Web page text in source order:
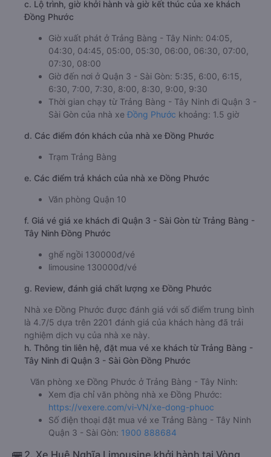
c. Lộ trình, giờ khởi hành và giờ kết thúc của xe khách
Đồng Phước
Giờ xuất phát ở Trảng Bàng - Tây Ninh: 04:05,
04:30, 04:45, 05:00, 05:30, 06:00, 06:30, 07:00,
07:30, 08:00
Giờ đến nơi ở Quận 3 - Sài Gòn: 5:35, 6:00, 6:15,
6:30, 7:00, 7:30, 8:00, 8:30, 9:00, 9:30
Sài Gòn của nhà xe
d. Các điểm đón khách của nhà xe Đồng Phước
Trạm Trảng Bàng
e. Các điểm trả khách của nhà xe Đồng Phước
f. Giá vé giá xe khách đi Quận 3 - Sài Gòn từ Trảng Bàng -
limousine 130000đ/vé
g. Review, đánh giá chất lượng xe Đồng Phước
Nhà xe Đồng Phước được đánh giá với số điểm trung bình
là 4.7/5 dựa trên 2201 đánh giá của khách hàng đã trải
nghiệm dịch vụ của nhà xe này.
h. Thông tin liên hệ, đặt mua vé xe khách từ Trảng Bàng -
Tây Ninh đi Quận 3 - Sài Gòn Đồng Phước
Văn phòng xe Đồng Phước ở Trảng Bàng - Tây Ninh:
Xem địa chỉ văn phòng nhà xe Đồng Phước:
https://vexere.com/vi-VN/xe-dong-phuoc